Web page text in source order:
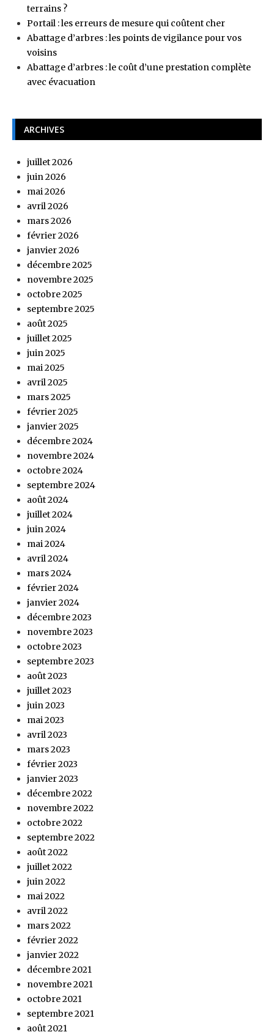
terrains ?
Portail : les erreurs de mesure qui coûtent cher
Abattage d’arbres : les points de vigilance pour vos
voisins
Abattage d’arbres : le coût d’une prestation complète
avec évacuation
ARCHIVES
juillet 2026
juin 2026
mai 2026
avril 2026
mars 2026
février 2026
janvier 2026
décembre 2025
novembre 2025
octobre 2025
septembre 2025
août 2025
juillet 2025
juin 2025
mai 2025
avril 2025
mars 2025
février 2025
janvier 2025
décembre 2024
novembre 2024
octobre 2024
septembre 2024
août 2024
juillet 2024
juin 2024
mai 2024
avril 2024
mars 2024
février 2024
janvier 2024
décembre 2023
novembre 2023
octobre 2023
septembre 2023
août 2023
juillet 2023
juin 2023
mai 2023
avril 2023
mars 2023
février 2023
janvier 2023
décembre 2022
novembre 2022
octobre 2022
septembre 2022
août 2022
juillet 2022
juin 2022
mai 2022
avril 2022
mars 2022
février 2022
janvier 2022
décembre 2021
novembre 2021
octobre 2021
septembre 2021
août 2021